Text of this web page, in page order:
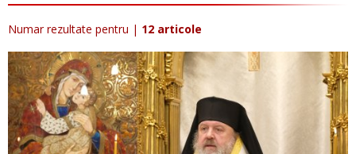
Numar rezultate pentru | 12 articole